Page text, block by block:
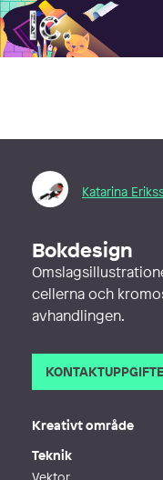
Illustratörcentrum
Katarina
Bokdesign
cellerna och
avhandlingen.
Kreativt område
Teknik